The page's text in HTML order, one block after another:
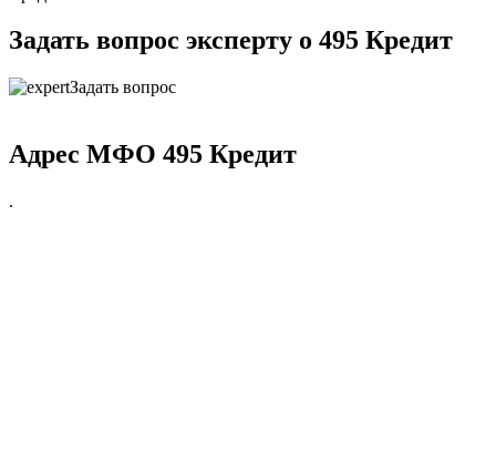
Задать вопрос эксперту о 495 Кредит
Задать вопрос
Адрес МФО 495 Кредит
.